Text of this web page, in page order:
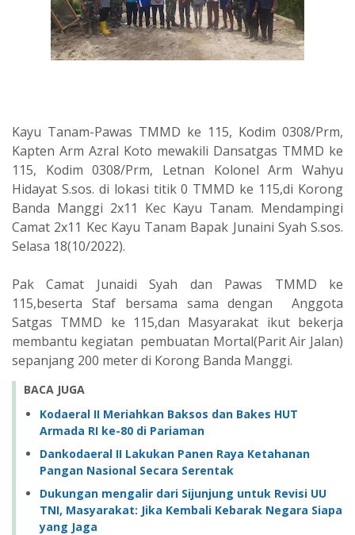
Kayu Tanam-Pawas TMMD ke 115, Kodim 0308/Prm,
Kapten Arm Azral Koto mewakili Dansatgas TMMD ke
115, Kodim 0308/Prm, Letnan Kolonel Arm Wahyu
Hidayat S.sos. di lokasi titik 0 TMMD ke 115,di Korong
Banda Manggi 2x11 Kec Kayu Tanam. Mendampingi
Camat 2x11 Kec Kayu Tanam Bapak Junaini Syah S.sos.
Selasa 18(10/2022).
Pak Camat Junaidi Syah dan Pawas TMMD ke
115,beserta Staf bersama sama dengan Anggota
Satgas TMMD ke 115,dan Masyarakat ikut bekerja
membantu kegiatan pembuatan Mortal(Parit Air Jalan)
sepanjang 200 meter di Korong Banda Manggi.
BACA JUGA
Kodaeral II Meriahkan Baksos dan Bakes HUT
Armada RI ke-80 di Pariaman
Dankodaeral II Lakukan Panen Raya Ketahanan
Pangan Nasional Secara Serentak
Dukungan mengalir dari Sijunjung untuk Revisi UU
TNI, Masyarakat: Jika Kembali Kebarak Negara Siapa
yang Jaga